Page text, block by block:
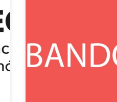
una ayuda de la
Córdoba a través de la
Energía de Córdoba
SUBVENCIONES A
PROVINCIA DE
AHORRO, EFICIENCIA